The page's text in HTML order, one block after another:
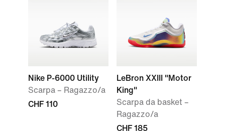
Nike P-6000 Utility
Scarpa – Ragazzo/a
CHF 110
LeBron XXIII "Motor
King"
Scarpa da basket –
Ragazzo/a
CHF 185